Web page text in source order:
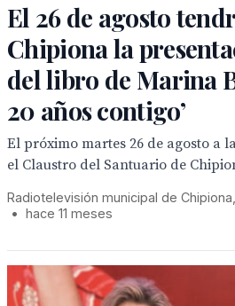
El 26 de agosto
Chipiona la
del libro de Marina
20 años contigo’
El próximo martes 26 de agosto a
el Claustro del Santuario de
Radiotelevisión municipal de
• hace 11 meses